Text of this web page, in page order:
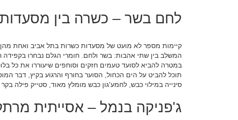
לחם בשר – כשרה בין
קיימות מספר לא מועט של מסעדות כשרות בתל אביב ואחת
המשלב בין שתי אהבות: בשר ולחם. חומרי הגלם נבחרו בקפידה
במטרה להביא לסועד טעמים חזקים וסוחפים שיעוררו את כל
תוכל להביט על הים הכחול, הסוער בחורף והרגוע בקיץ, דבר
סינייה במילוי כבש, לחמע'גון כבש מומלץ מאוד, סטייק פילה
ג'פניקה בנמל – אסייתית